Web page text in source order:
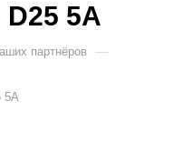
D25 5A
партнёров —
5A